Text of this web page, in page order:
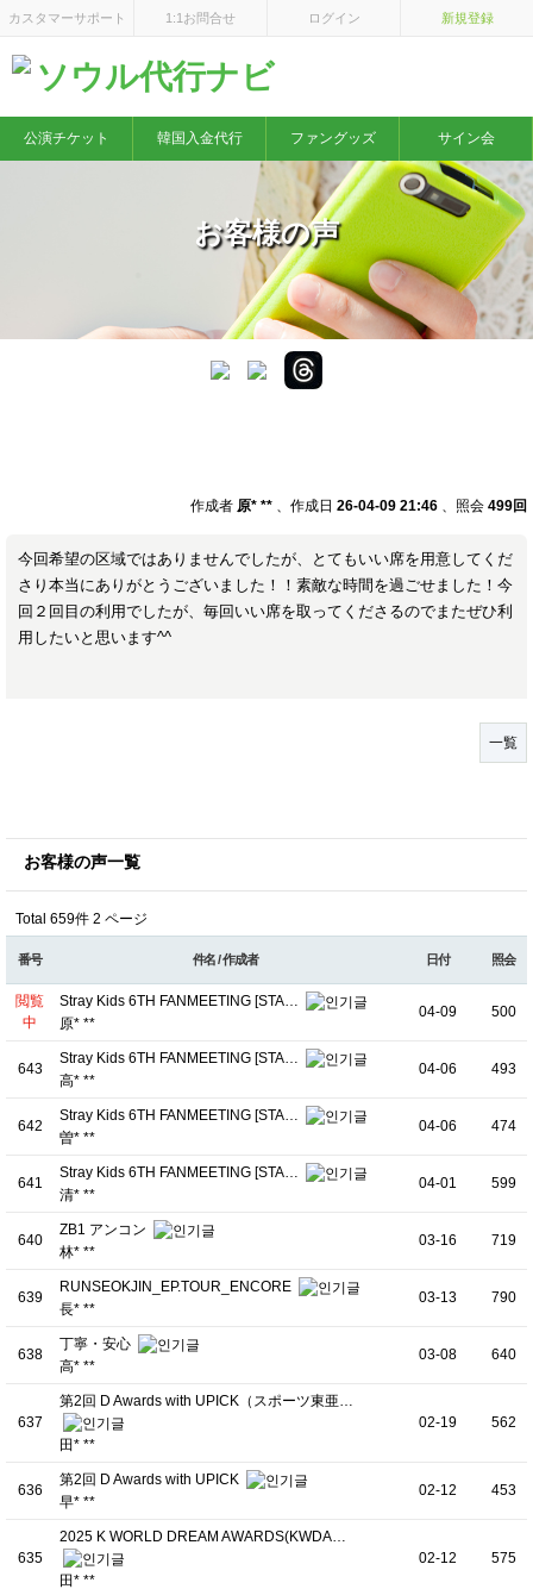
カスタマーサポート 1:1お問合せ ログイン 新規登録
ソウル代行ナビ
×
公演チケット 韓国入金代行 ファングッズ サイン会
お客様の声
作成者 原* ** 、作成日 26-04-09 21:46 、照会 499回
今回希望の区域ではありませんでしたが、とてもいい席を用意してくだ
さり本当にありがとうございました！！素敵な時間を過ごせました！今
回２回目の利用でしたが、毎回いい席を取ってくださるのでまたぜひ利
用したいと思います^^
一覧
お客様の声一覧
Total 659件 2 ページ
番号 件名 / 作成者 日付 照会
閲覧
中
Stray Kids 6TH FANMEETING [STA…
原* **
04-09 500
643
Stray Kids 6TH FANMEETING [STA…
高* **
04-06 493
642
Stray Kids 6TH FANMEETING [STA…
曽* **
04-06 474
641
Stray Kids 6TH FANMEETING [STA…
清* **
04-01 599
640
ZB1 アンコン
林* **
03-16 719
639
RUNSEOKJIN_EP.TOUR_ENCORE
長* **
03-13 790
638
丁寧・安心
高* **
03-08 640
637
第2回 D Awards with UPICK（スポーツ東亜…
田* **
02-19 562
636
第2回 D Awards with UPICK
早* **
02-12 453
635
2025 K WORLD DREAM AWARDS(KWDA…
田* **
02-12 575